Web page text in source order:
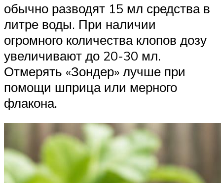
обычно разводят 15 мл средства в
литре воды. При наличии
огромного количества клопов дозу
увеличивают до 20-30 мл.
Отмерять «Зондер» лучше при
помощи шприца или мерного
флакона.